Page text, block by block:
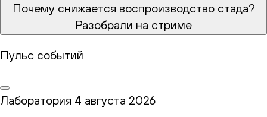
Почему снижается воспроизводство стада?
Разобрали на стриме
Пульс событий
Лаборатория 4 августа 2026